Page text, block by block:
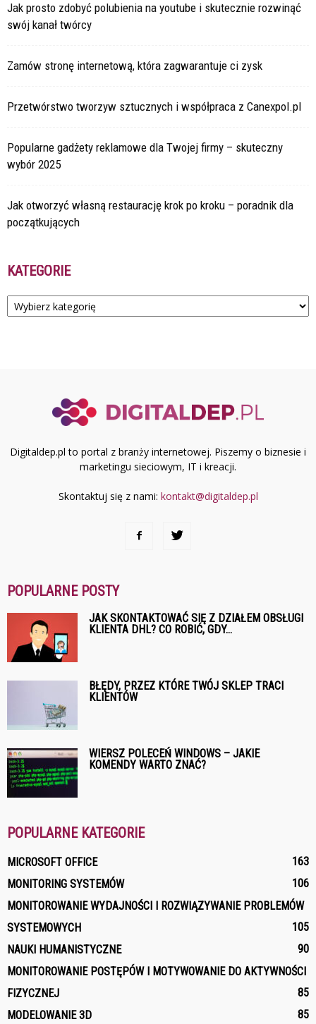
Jak prosto zdobyć polubienia na youtube i skutecznie rozwinąć
swój kanał twórcy
Zamów stronę internetową, która zagwarantuje ci zysk
Przetwórstwo tworzyw sztucznych i współpraca z Canexpol.pl
Popularne gadżety reklamowe dla Twojej firmy – skuteczny
wybór 2025
Jak otworzyć własną restaurację krok po kroku – poradnik dla
początkujących
KATEGORIE
Kategorie
Digitaldep.pl to portal z branży internetowej. Piszemy o biznesie i
marketingu sieciowym, IT i kreacji.
Skontaktuj się z nami: kontakt@digitaldep.pl
POPULARNE POSTY
JAK SKONTAKTOWAĆ SIĘ Z DZIAŁEM OBSŁUGI
KLIENTA DHL? CO ROBIĆ, GDY...
BŁĘDY, PRZEZ KTÓRE TWÓJ SKLEP TRACI
KLIENTÓW
WIERSZ POLECEŃ WINDOWS – JAKIE
KOMENDY WARTO ZNAĆ?
POPULARNE KATEGORIE
MICROSOFT OFFICE
163
MONITORING SYSTEMÓW
106
MONITOROWANIE WYDAJNOŚCI I ROZWIĄZYWANIE PROBLEMÓW
SYSTEMOWYCH
105
NAUKI HUMANISTYCZNE
90
MONITOROWANIE POSTĘPÓW I MOTYWOWANIE DO AKTYWNOŚCI
FIZYCZNEJ
85
MODELOWANIE 3D
85